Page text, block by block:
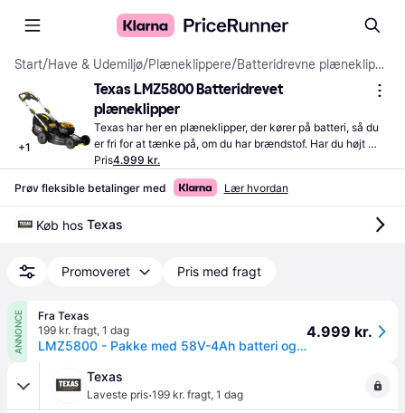
Start/Have & Udemiljø/Plæneklippere/ Batteridrevne plæneklippere
+1
Texas LMZ5800 Batteridrevet
plæneklipper
Texas har her en plæneklipper, der kører på batteri, så du
er fri for at tænke på, om du har brændstof. Har du højt
græs, passer en maksimal klippehøjde på 100 mm godt.
Pris4.999 kr.
Prøv fleksible betalinger med Lær hvordan
Køb hos Texas
Promoveret Pris med fragt
ANNONCE
Fra Texas
199 kr. fragt, 1 dag
LMZ5800 - Pakke med 58V-4Ah batteri og lader
4.999 kr.
Texas
Laveste pris·199 kr. fragt, 1 dag